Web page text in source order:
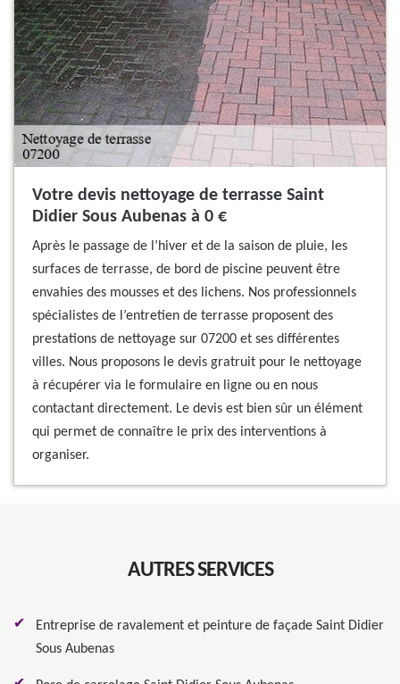
Votre devis nettoyage de terrasse Saint
Didier Sous Aubenas à 0 €
Après le passage de l’hiver et de la saison de pluie, les
surfaces de terrasse, de bord de piscine peuvent être
envahies des mousses et des lichens. Nos professionnels
spécialistes de l’entretien de terrasse proposent des
prestations de nettoyage sur 07200 et ses différentes
villes. Nous proposons le devis gratruit pour le nettoyage
à récupérer via le formulaire en ligne ou en nous
contactant directement. Le devis est bien sûr un élément
qui permet de connaître le prix des interventions à
organiser.
AUTRES SERVICES
Entreprise de ravalement et peinture de façade Saint Didier
Sous Aubenas